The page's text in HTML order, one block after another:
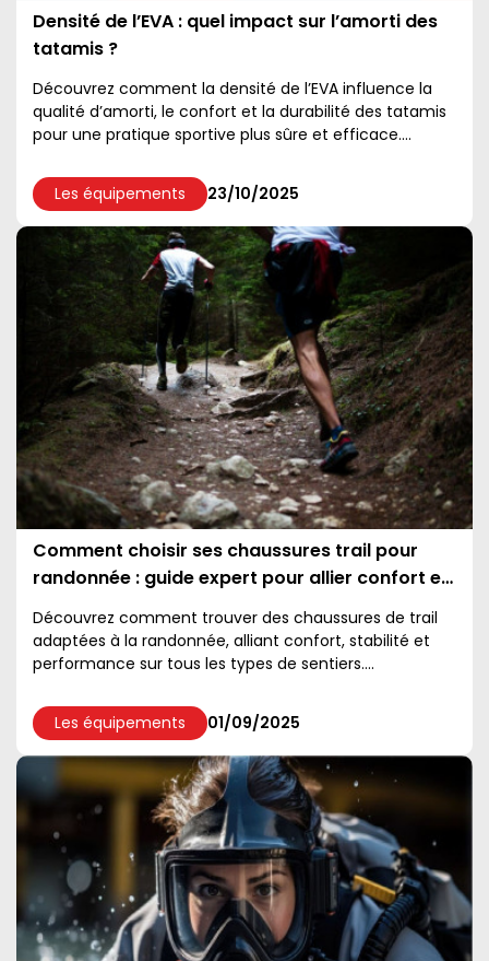
Densité de l’EVA : quel impact sur l’amorti des
tatamis ?
Découvrez comment la densité de l’EVA influence la
qualité d’amorti, le confort et la durabilité des tatamis
pour une pratique sportive plus sûre et efficace....
Les équipements 23/10/2025
Comment choisir ses chaussures trail pour
randonnée : guide expert pour allier confort et
performance
Découvrez comment trouver des chaussures de trail
adaptées à la randonnée, alliant confort, stabilité et
performance sur tous les types de sentiers....
Les équipements 01/09/2025